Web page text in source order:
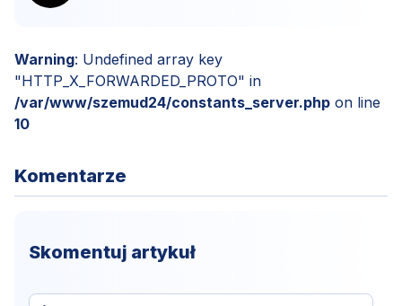
Warning: Undefined array key
"HTTP_X_FORWARDED_PROTO" in
/var/www/szemud24/constants_server.php on line
10
Komentarze
Skomentuj artykuł